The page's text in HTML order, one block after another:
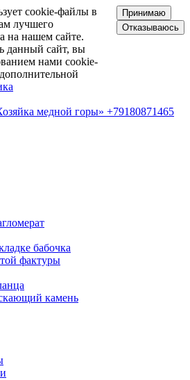
cookie-файлы в
лучшего
на нашем сайте.
данный сайт, вы
нами cookie-
Принимаю
Отказываюсь
+79180871465
бабочка
фактуры
камень